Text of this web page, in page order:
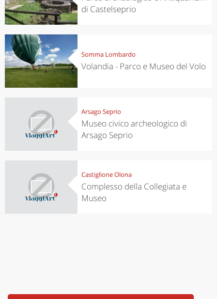
di Castelseprio
Somma Lombardo
Volandia - Parco e Museo del Volo
Arsago Seprio
Museo civico archeologico di
Arsago Seprio
Castiglione Olona
Complesso della Collegiata e
Museo